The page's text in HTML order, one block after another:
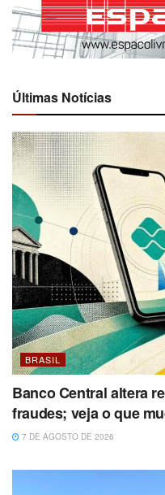
Últimas Notícias
BRASIL
Banco Central altera
fraudes; veja o que
7 DE AGOSTO DE 2026